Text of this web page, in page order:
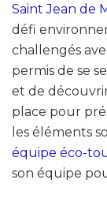
Saint Jean de
défi
challengés
permis de se
et de
place pour
les éléments
équipe éco-
son équipe